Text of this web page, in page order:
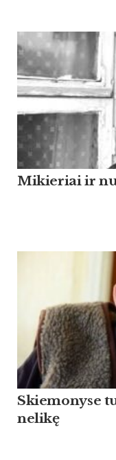
Mikieriai ir
Skiemonyse
nelikę